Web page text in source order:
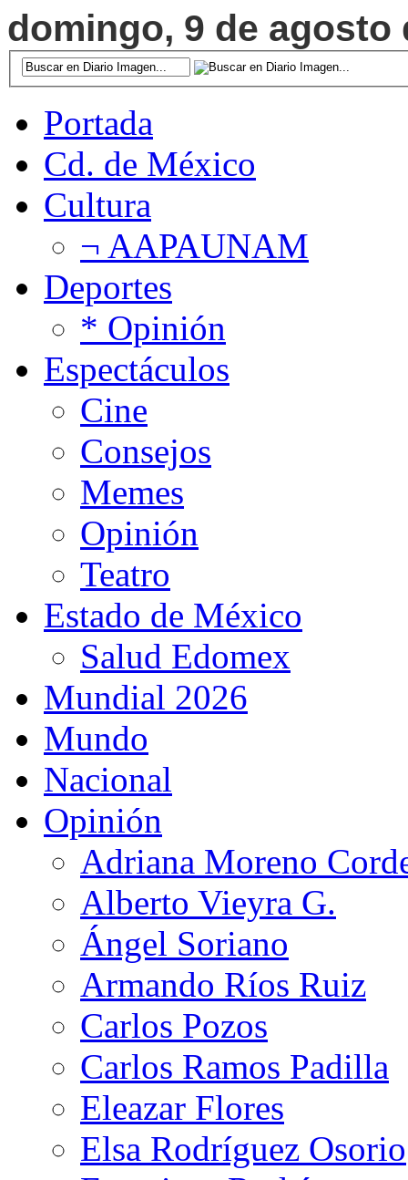
domingo, 9 de agosto
Portada
Cd. de México
Cultura
¬ AAPAUNAM
Deportes
* Opinión
Espectáculos
Cine
Consejos
Memes
Opinión
Teatro
Estado de México
Salud Edomex
Mundial 2026
Mundo
Nacional
Opinión
Adriana Moreno
Alberto Vieyra G.
Ángel Soriano
Armando Ríos Ruiz
Carlos Pozos
Carlos Ramos Padilla
Eleazar Flores
Elsa Rodríguez Osorio